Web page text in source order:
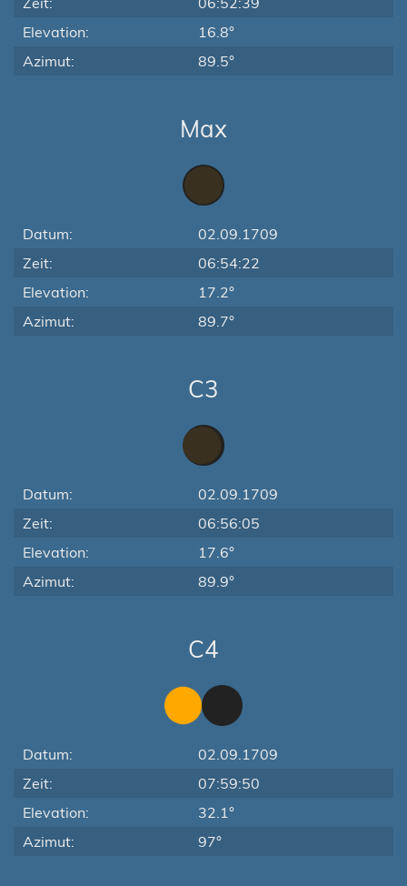
Elevation:
16.8°
Azimut:
89.5°
Max
Datum:
02.09.1709
Zeit:
06:54:22
Elevation:
17.2°
Azimut:
89.7°
C3
Datum:
02.09.1709
Zeit:
06:56:05
Elevation:
17.6°
Azimut:
89.9°
C4
Datum:
02.09.1709
Zeit:
07:59:50
Elevation:
32.1°
Azimut:
97°